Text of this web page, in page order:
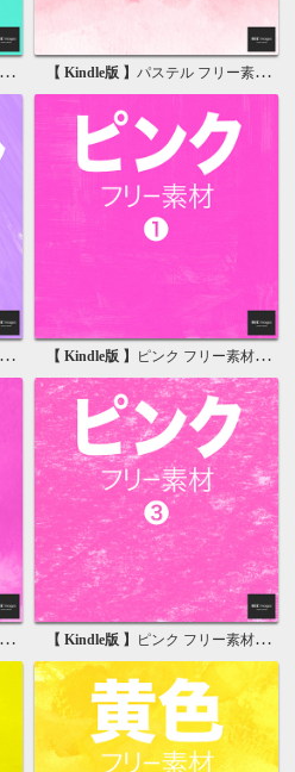
【 Kindle版 】 パステル フリー素材 2 無料で使える背景画像集
【 Kindle版 】 ピンク フリー素材 1 無料で使える背景画像集
【 Kindle版 】 ピンク フリー素材 3 無料で使える背景画像集